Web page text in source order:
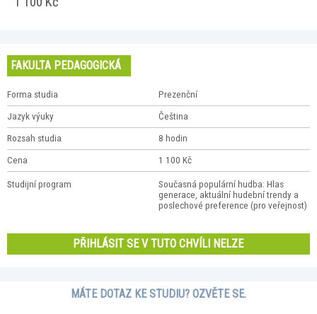
FAKULTA PEDAGOGICKÁ
Forma studia Prezenční
Jazyk výuky Čeština
Rozsah studia 8 hodin
Cena 1 100 Kč
Studijní program
Současná populární hudba: Hlas
generace, aktuální hudební trendy a
poslechové preference (pro veřejnost)
PŘIHLÁSIT SE V TUTO CHVÍLI NELZE
MÁTE DOTAZ KE STUDIU? OZVĚTE SE.